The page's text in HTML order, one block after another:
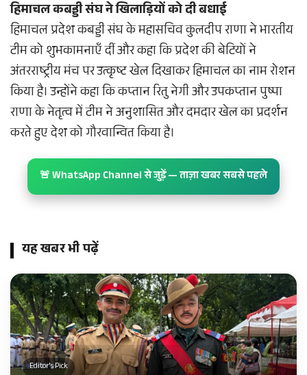
हिमाचल कबड्डी संघ ने खिलाड़ियों को दी बधाई
हिमाचल प्रदेश कबड्डी संघ के महासचिव कुलदीप राणा ने भारतीय
टीम को शुभकामनाएँ दीं और कहा कि प्रदेश की बेटियों ने
अंतरराष्ट्रीय मंच पर उत्कृष्ट खेल दिखाकर हिमाचल का नाम रोशन
किया है। उन्होंने कहा कि कप्तान रितु नेगी और उपकप्तान पुष्पा
राणा के नेतृत्व में टीम ने अनुशासित और दमदार खेल का प्रदर्शन
करते हुए देश को गौरवान्वित किया है।
🚨 WhatsApp Channel से जुड़ें — ताज़ा खबर सबसे पहले
यह खबर भी पढ़ें
Editor's Pick